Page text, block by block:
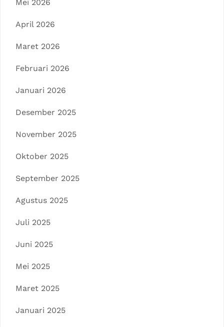
Mei 2026
April 2026
Maret 2026
Februari 2026
Januari 2026
Desember 2025
November 2025
Oktober 2025
September 2025
Agustus 2025
Juli 2025
Juni 2025
Mei 2025
Maret 2025
Januari 2025